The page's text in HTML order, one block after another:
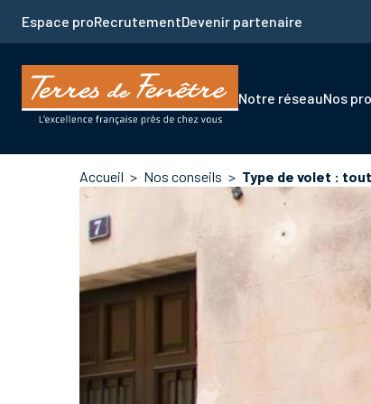
contenu
principal
Espace proRecrutementDevenir partenaire
Navigation
Notre réseauNos
Fil
d'Ariane
Accueil Nos conseils Type de volet :